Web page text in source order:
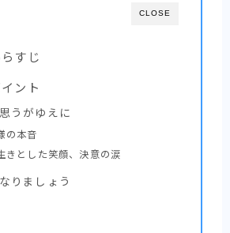
ド】エロコメディ？バトル漫
ぱりエロコメディ！【まとめ】
騎士とふわふわ姫様】可愛らしい
想まとめ】
ヴェルンディオ】ほんわかしつつ
語の雰囲気を感じさせる物語【ま
上最高の超王道少年漫画、キャ
】魅力あふれるキャラクター
CLOSE
すじ
ント
うがゆえに
の本音
きとした笑顔、決意の涙
りましょう